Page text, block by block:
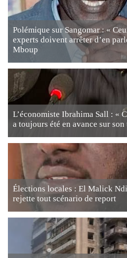
Polémique sur Sangomar : «
experts doivent arrêter d’en
Mboup
L’économiste Ibrahima Sall : «
a toujours été en avance sur son
Élections locales : El Malick
rejette tout scénario de report